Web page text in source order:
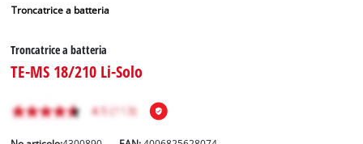
Troncatrice a batteria
Troncatrice a batteria
TE-MS 18/210 Li-Solo